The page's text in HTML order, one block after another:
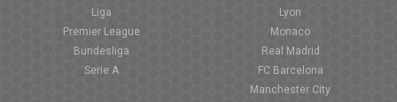
COUPE DE FRANCE
COUPE DE LA LIGUE
Liga
Premier League
Bundesliga
Serie A
Lyon
Monaco
Real Madrid
FC Barcelona
Manchester City